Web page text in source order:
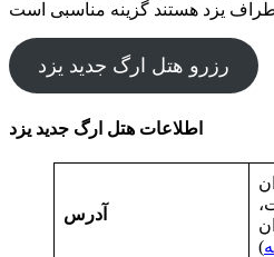
رزرو هتل ارگ جدید یزد
اطلاعات هتل ارگ جدید یزد
آدرس
)